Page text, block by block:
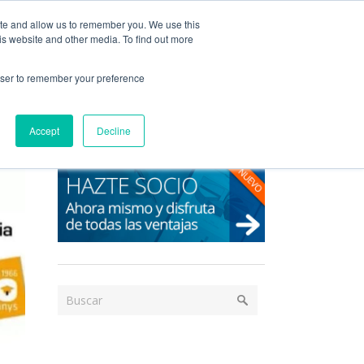
and allow us to remember you. We use this
website and other media. To find out more
to remember your preference
Accept Decline
Acceso / Registro
SERVICIOS PUBLICACIONES